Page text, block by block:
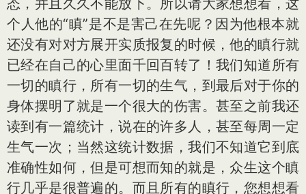
态，并且久久不能放下。所以请大家想想看，这
个人他的“瞋”是不是害己在先呢？因为他根本就
还没有对对方展开实质报复的时候，他的瞋行就
已经在自己的心里面千回百转了！我们知道所有
一切的瞋行，所有一切的生气，到最后对于你的
身体摆明了就是一个很大的伤害。甚至之前我还
读到有一篇统计，说在的许多人，甚至每周一定
生气一次；当然这统计数据，我们不知道它到底
准确性如何，但是可想而知的就是，众生这个瞋
行几乎是很普遍的。而且所有的瞋行，您想想看